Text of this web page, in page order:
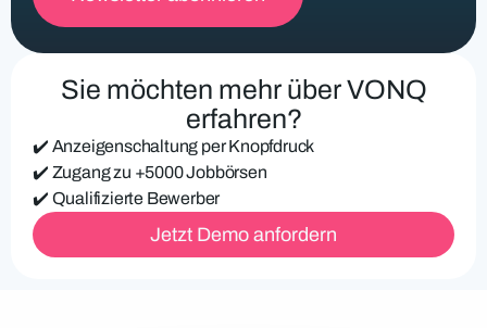
i
h
a
i
l
A
d
Sie möchten mehr über VONQ
erfahren?
✔️ Anzeigenschaltung per Knopfdruck
✔️ Zugang zu +5000 Jobbörsen
✔️ Qualifizierte Bewerber
Jetzt Demo anfordern